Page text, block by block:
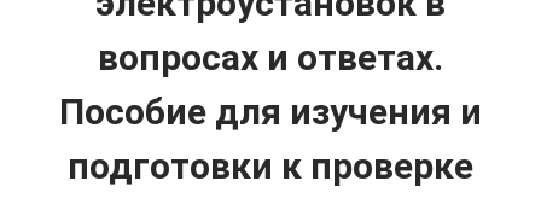
вопросах и ответах.
Пособие для изучения и
подготовки к проверке